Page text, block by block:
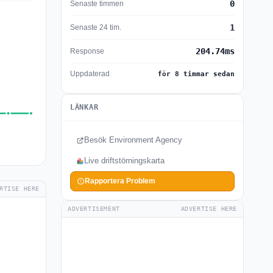
HERE
Senaste timmen 0
Senaste 24 tim. 1
Response 204.74ms
Uppdaterad för 8 timmar sedan
LÄNKAR
Besök Environment Agency
Live driftstörningskarta
Rapportera Problem
ADVERTISEMENT ADVERTISE HERE